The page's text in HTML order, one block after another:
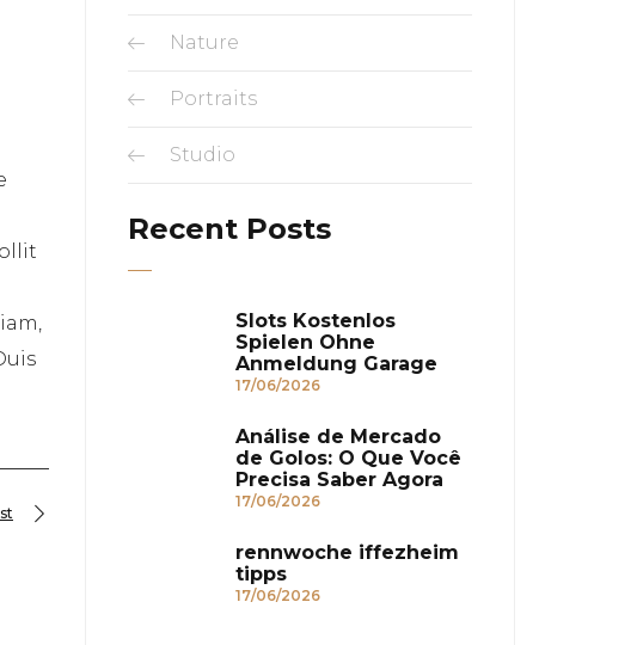
Nature
Portraits
Studio
Recent Posts
Slots Kostenlos
Spielen Ohne
Anmeldung Garage
17/06/2026
Análise de Mercado
de Golos: O Que Você
Precisa Saber Agora
17/06/2026
rennwoche iffezheim
tipps
17/06/2026